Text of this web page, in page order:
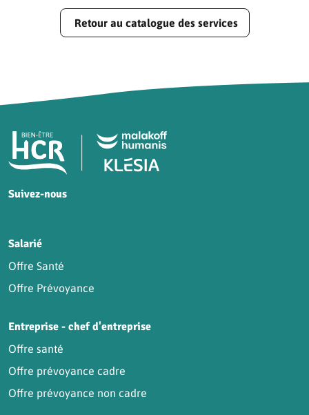
Retour au catalogue des services
Pied de page HCR Bien-Être
Suivez-nous
Salarié
Offre Santé
Offre Prévoyance
Entreprise - chef d'entreprise
Offre santé
Offre prévoyance cadre
Offre prévoyance non cadre